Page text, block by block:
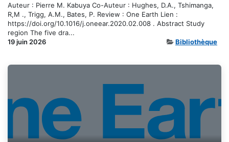
Auteur : Pierre M. Kabuya Co-Auteur : Hughes, D.A., Tshimanga,
R,M ., Trigg, A.M., Bates, P. Review : One Earth Lien :
https://doi.org/10.1016/j.oneear.2020.02.008 . Abstract Study
region The five dra...
19 juin 2026
Bibliothèque